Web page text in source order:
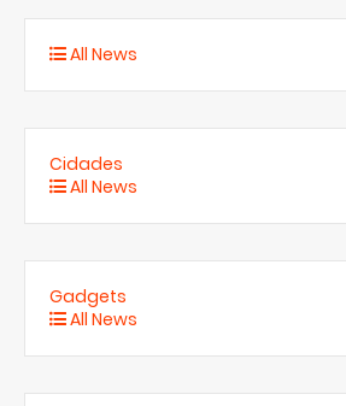
All News
Cidades
All News
Gadgets
All News